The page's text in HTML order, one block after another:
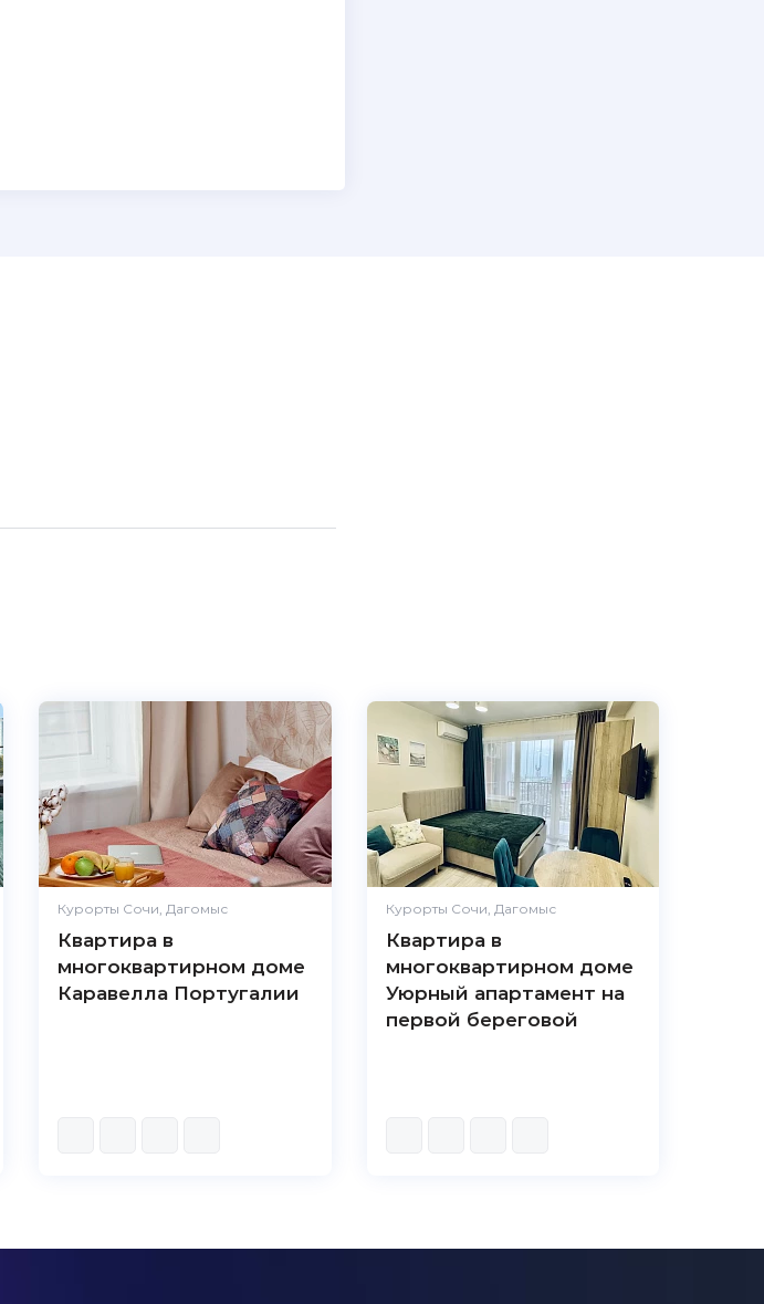
Курорты Сочи, Дагомыс
Квартира в
многоквартирном доме
Каравелла Португалии
Курорты Сочи, Дагомыс
Квартира в
многоквартирном доме
Уюрный апартамент на
первой береговой